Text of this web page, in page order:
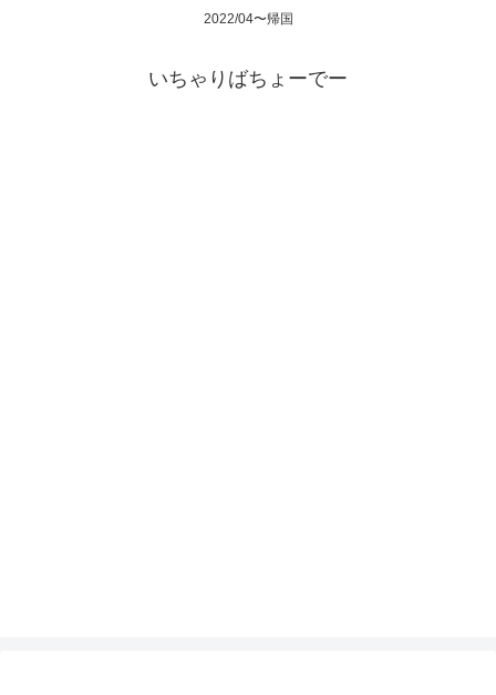
2022/04〜帰国
いちゃりばちょーでー